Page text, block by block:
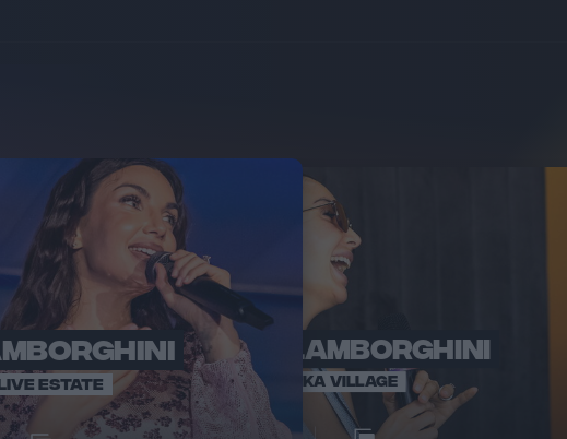
ESTATE
ELETTRA LAMBORGHINI
VOI TANKA VILLAGE
RADIO ITALIA
VOI TANKA VILLAGE